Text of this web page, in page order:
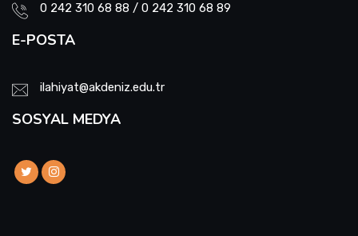
0 242 310 68 88 / 0 242 310 68 89
E-POSTA
ilahiyat@akdeniz.edu.tr
SOSYAL MEDYA